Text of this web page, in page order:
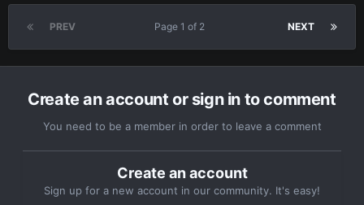
PREV NEXT
Page 1 of 2
Create an account or sign in to comment
You need to be a member in order to leave a comment
Create an account
Sign up for a new account in our community. It's easy!